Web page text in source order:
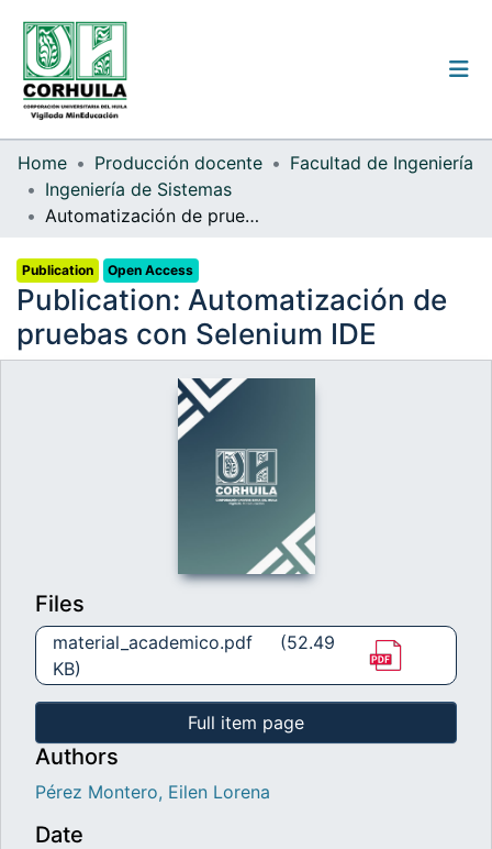
Institutional guidelines
Communities & Collections
Statistics
Home Producción docente
Facultad de Ingeniería
Ingeniería de Sistemas
Automatización de pruebas con Selenium IDE
Publication Open Access
Publication: Automatización de
pruebas con Selenium IDE
Files
material_academico.pdf (52.49
KB)
Full item page
Authors
Pérez Montero, Eilen Lorena
Date